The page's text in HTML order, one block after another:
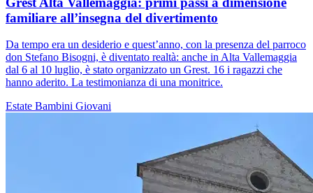
familiare all’insegna del divertimento
Da tempo era un desiderio e quest’anno, con la presenza del parroco
don Stefano Bisogni, è diventato realtà: anche in Alta Vallemaggia
dal 6 al 10 luglio, è stato organizzato un Grest. 16 i ragazzi che
hanno aderito. La testimonianza di una monitrice.
Estate Bambini Giovani